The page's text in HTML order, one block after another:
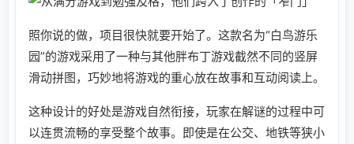
照你说的做，项目很快就要开始了。这款名为“白鸟游乐
园”的游戏采用了一种与其他胖布丁游戏截然不同的竖屏
滑动拼图，巧妙地将游戏的重心放在故事和互动阅读上。
这种设计的好处是游戏自然衔接，玩家在解谜的过程中可
以连贯流畅的享受整个故事。即使是在公交、地铁等狭小